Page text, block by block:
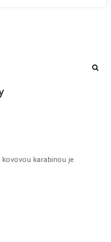
karabinou je